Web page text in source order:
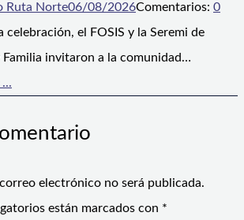
Ruta Norte06/08/2026Comentarios: 0
celebración, el FOSIS y la Seremi de
Familia invitaron a la comunidad…
electrónico no será publicada.
están marcados con *